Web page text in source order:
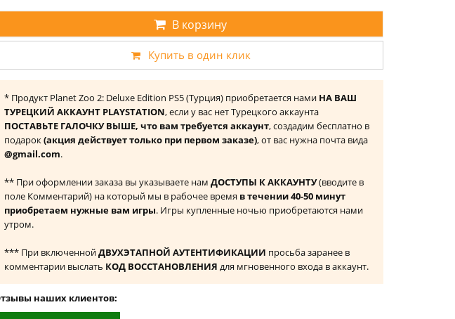
В корзину
Купить в один клик
* Продукт Planet Zoo 2: Deluxe Edition PS5 (Турция) приобретается нами НА ВАШ
ТУРЕЦКИЙ АККАУНТ PLAYSTATION, если у вас нет Турецкого аккаунта
ПОСТАВЬТЕ ГАЛОЧКУ ВЫШЕ, что вам требуется аккаунт, создадим бесплатно в
подарок(акция действует только при первом заказе), от вас нужна почта вида
@gmail.com.
** При оформлении заказа вы указываете нам ДОСТУПЫ К АККАУНТУ(вводите в
поле Комментарий) на который мы в рабочее время в течении 40-50 минут
приобретаем нужные вам игры. Игры купленные ночью приобретаются нами
утром.
*** При включеннойДВУХЭТАПНОЙ АУТЕНТИФИКАЦИИ просьба заранее в
комментарии выслать КОД ВОССТАНОВЛЕНИЯ для мгновенного входа в аккаунт.
наших клиентов: